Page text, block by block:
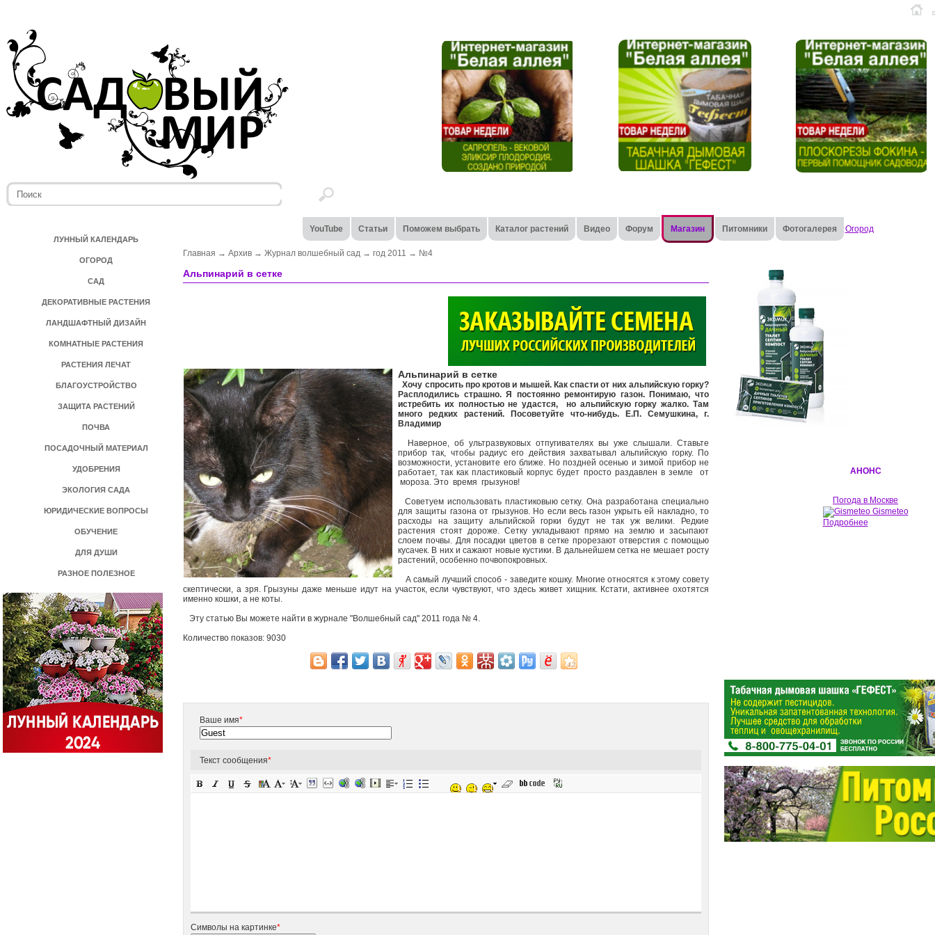
ЛУННЫЙ КАЛЕНДАРЬ
ОГОРОД
САД
ДЕКОРАТИВНЫЕ РАСТЕНИЯ
ЛАНДШАФТНЫЙ ДИЗАЙН
КОМНАТНЫЕ РАСТЕНИЯ
РАСТЕНИЯ ЛЕЧАТ
БЛАГОУСТРОЙСТВО
ЗАЩИТА РАСТЕНИЙ
ПОЧВА
ПОСАДОЧНЫЙ МАТЕРИАЛ
УДОБРЕНИЯ
ЭКОЛОГИЯ САДА
ЮРИДИЧЕСКИЕ ВОПРОСЫ
ОБУЧЕНИЕ
ДЛЯ ДУШИ
РАЗНОЕ ПОЛЕЗНОЕ
YouTube Статьи Поможем выбрать Каталог растений Видео Форум Магазин Питомники Фотогалерея Огород
Главная → Архив → Журнал волшебный сад → год 2011 → №4
Альпинарий в сетке
>
Альпинарий в сетке
Хочу спросить про кротов и мышей. Как спасти от них альпийскую горку?
Расплодились страшно. Я постоянно ремонтирую газон. Понимаю, что
истребить их полностью не удастся, но альпийскую горку жалко. Там
много редких растений. Посоветуйте что-нибудь. Е.П. Семушкина, г.
Владимир
Наверное, об ультразвуковых отпугивателях вы уже слышали. Ставьте
прибор так, чтобы радиус его действия захватывал альпийскую горку. По
возможности, установите его ближе. Но поздней осенью и зимой прибор не
работает, так как пластиковый корпус будет просто раздавлен в земле от
мороза. Это время грызунов!
Советуем использовать пластиковыю сетку. Она разработана специально
для защиты газона от грызунов. Но если весь газон укрыть ей накладно, то
расходы на защиту альпийской горки будут не так уж велики. Редкие
растения стоят дороже. Сетку укладывают прямо на землю и засыпают
слоем почвы. Для посадки цветов в сетке прорезают отверстия с помощью
кусачек. В них и сажают новые кустики. В дальнейшем сетка не мешает росту
растений, особенно почвопокровных.
А самый лучший способ - заведите кошку. Многие относятся к этому совету
скептически, а зря. Грызуны даже меньше идут на участок, если чувствуют, что здесь живет хищник. Кстати, активнее охотятся
именно кошки, а не коты.
Эту статью Вы можете найти в журнале "Волшебный сад" 2011 года № 4.
Количество показов: 9030
Ваше имя*
Текст сообщения*
Символы на картинке*
АНОНС
Погода в Москве
Gismeteo
Подробнее